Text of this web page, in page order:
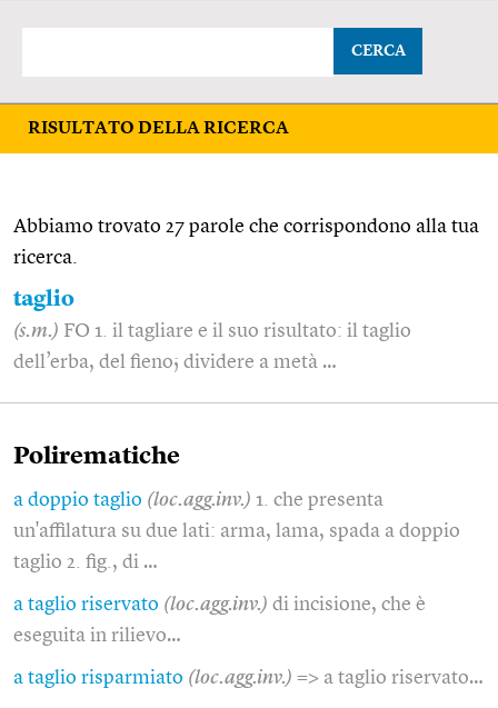
CERCA
RISULTATO DELLA RICERCA
Abbiamo trovato 27 parole che corrispondono alla tua
ricerca.
taglio
(s.m.) FO 1. il tagliare e il suo risultato: il taglio
dell’erba, del fieno; dividere a metà …
Polirematiche
a doppio taglio (loc.agg.inv.) 1. che presenta
un'affilatura su due lati: arma, lama, spada a doppio
taglio 2. fig., di …
a taglio riservato (loc.agg.inv.) di incisione, che è
eseguita in rilievo…
a taglio risparmiato (loc.agg.inv.) => a taglio riservato…